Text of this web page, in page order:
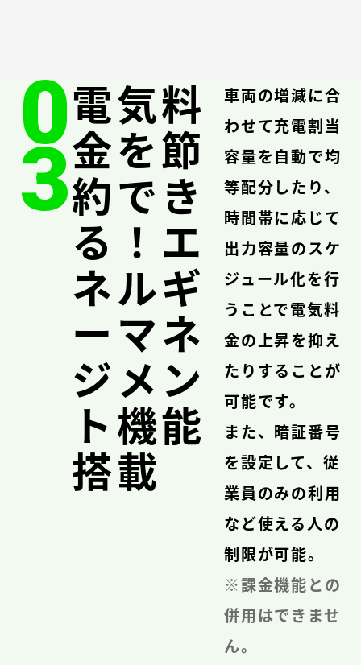
0
3
電気料
金を節
約でき
る！エ
ネルギ
ーマネ
ジメン
ト機能
搭載
車両の増減に合
わせて充電割当
容量を自動で均
等配分したり、
時間帯に応じて
出力容量のスケ
ジュール化を行
うことで電気料
金の上昇を抑え
たりすることが
可能です。
また、暗証番号
を設定して、従
業員のみの利用
など使える人の
制限が可能。
※課金機能との
併用はできませ
ん。